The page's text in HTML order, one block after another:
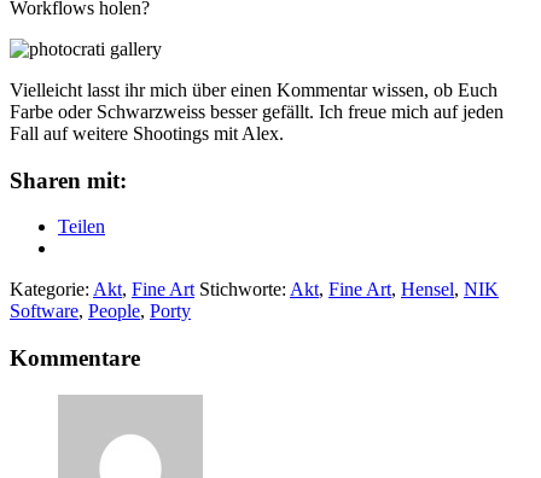
Workflows holen?
Vielleicht lasst ihr mich über einen Kommentar wissen, ob Euch
Farbe oder Schwarzweiss besser gefällt. Ich freue mich auf jeden
Fall auf weitere Shootings mit Alex.
Sharen mit:
Teilen
Kategorie: Akt, Fine Art Stichworte: Akt, Fine Art, Hensel, NIK
Software, People, Porty
Leser-
Interaktionen
Kommentare